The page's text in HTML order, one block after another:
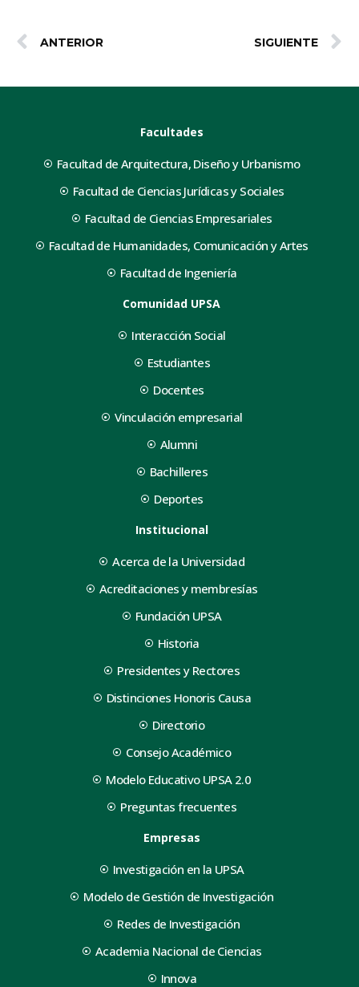
ANTERIOR SIGUIENTE
Facultades
Facultad de Arquitectura, Diseño y Urbanismo
Facultad de Ciencias Jurídicas y Sociales
Facultad de Ciencias Empresariales
Facultad de Humanidades, Comunicación y Artes
Facultad de Ingeniería
Comunidad UPSA
Interacción Social
Estudiantes
Docentes
Vinculación empresarial
Alumni
Bachilleres
Deportes
Institucional
Acerca de la Universidad
Acreditaciones y membresías
Fundación UPSA
Historia
Presidentes y Rectores
Distinciones Honoris Causa
Directorio
Consejo Académico
Modelo Educativo UPSA 2.0
Preguntas frecuentes
Empresas
Investigación en la UPSA
Modelo de Gestión de Investigación
Redes de Investigación
Academia Nacional de Ciencias
Innova